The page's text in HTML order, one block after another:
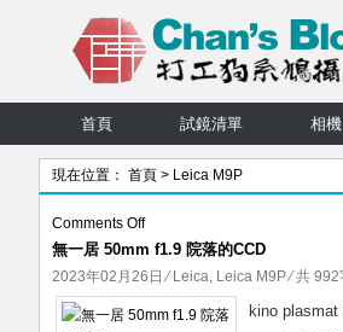
首頁 試鏡清單 相機
現在位置： 首頁 > Leica M9P
Comments Offon
無
一
居
無一居 50mm f1.9 院落的CCD
2023年02月26日 ⁄ Leica, Leica M9P⁄ 共
kino